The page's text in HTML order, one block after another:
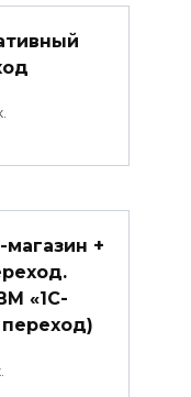
+
«1С-
переход)